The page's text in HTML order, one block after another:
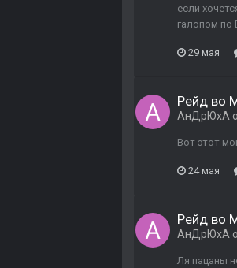
если
галопом по
29 мая
Рейд во
АнДрЮхА
Вот этот
24 мая
Рейд во
АнДрЮхА
Ля пацаны